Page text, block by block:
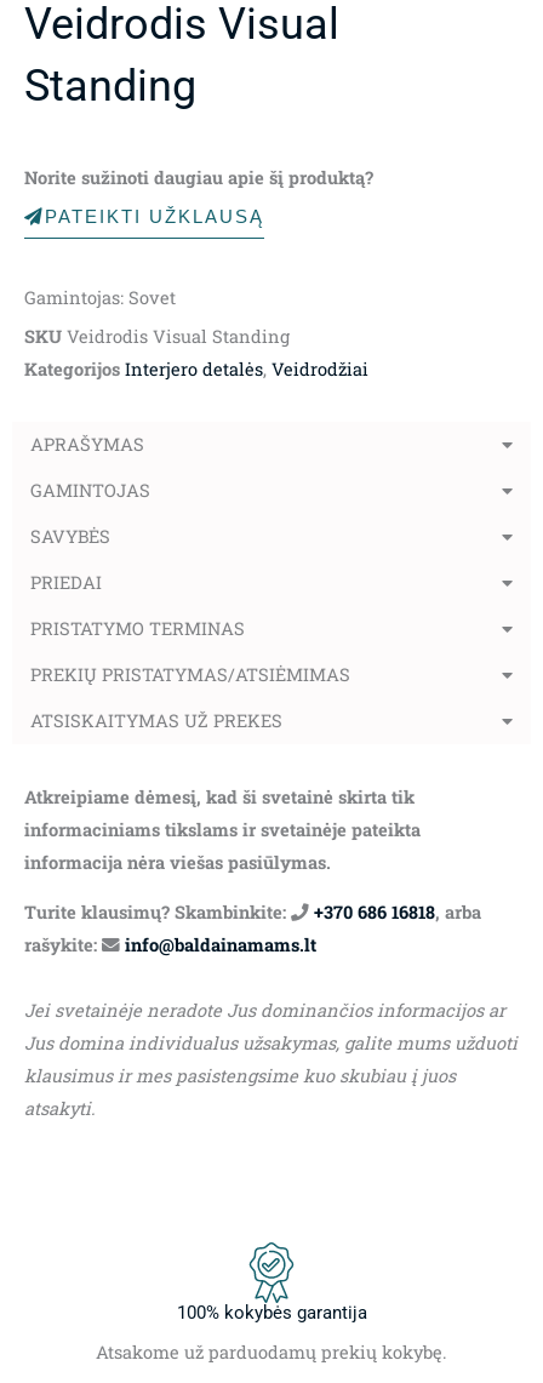
Veidrodis Visual
Standing
Norite sužinoti daugiau apie šį produktą?
PATEIKTI UŽKLAUSĄ
Gamintojas: Sovet
SKU Veidrodis Visual Standing
Kategorijos Interjero detalės, Veidrodžiai
APRAŠYMAS
GAMINTOJAS
SAVYBĖS
PRIEDAI
PRISTATYMO TERMINAS
PREKIŲ PRISTATYMAS/ATSIĖMIMAS
ATSISKAITYMAS UŽ PREKES
Atkreipiame dėmesį, kad ši svetainė skirta tik
informaciniams tikslams ir svetainėje pateikta
informacija nėra viešas pasiūlymas.
Turite klausimų? Skambinkite: +370 686 16818, arba
rašykite:
info@baldainamams.lt
Jei svetainėje neradote Jus dominančios informacijos ar
Jus domina individualus užsakymas, galite mums užduoti
klausimus ir mes pasistengsime kuo skubiau į juos
atsakyti.
100% kokybės garantija
Atsakome už parduodamų prekių kokybę.